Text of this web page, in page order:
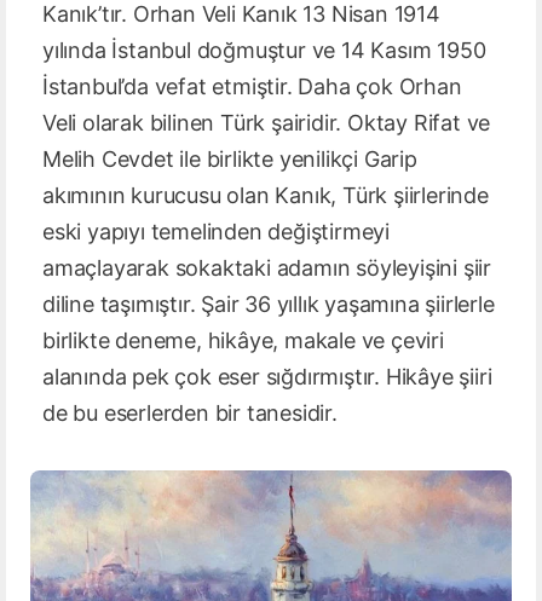
Kanık’tır. Orhan Veli Kanık 13 Nisan 1914
yılında İstanbul doğmuştur ve 14 Kasım 1950
İstanbul’da vefat etmiştir. Daha çok Orhan
Veli olarak bilinen Türk şairidir. Oktay Rifat ve
Melih Cevdet ile birlikte yenilikçi Garip
akımının kurucusu olan Kanık, Türk şiirlerinde
eski yapıyı temelinden değiştirmeyi
amaçlayarak sokaktaki adamın söyleyişini şiir
diline taşımıştır. Şair 36 yıllık yaşamına şiirlerle
birlikte deneme, hikâye, makale ve çeviri
alanında pek çok eser sığdırmıştır. Hikâye şiiri
de bu eserlerden bir tanesidir.